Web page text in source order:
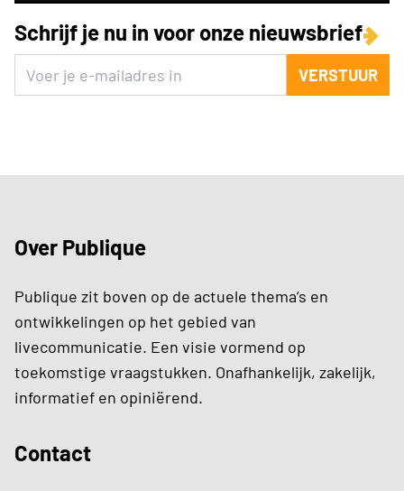
Schrijf je nu in voor onze nieuwsbrief
VERSTUUR
Over Publique
Publique zit boven op de actuele thema’s en
ontwikkelingen op het gebied van
livecommunicatie. Een visie vormend op
toekomstige vraagstukken. Onafhankelijk, zakelijk,
informatief en opiniërend.
Contact